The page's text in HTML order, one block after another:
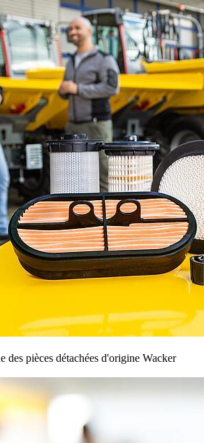
des pièces détachées d'origine Wacker